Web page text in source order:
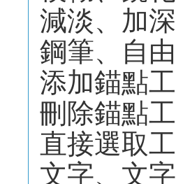
減淡、加
鋼筆、自
添加錨點工
刪除錨點工
直接選取
文字、文